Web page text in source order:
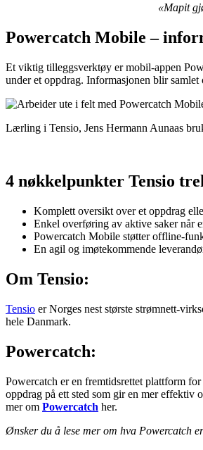
«Mapit
Powercatch Mobile –
Et viktig tilleggsverktøy er mobil-appen
under et oppdrag. Informasjonen blir
Lærling i Tensio, Jens Hermann Aunaas
4 nøkkelpunkter Tensio
Komplett oversikt over et oppdrag
Enkel overføring av aktive saker når
Powercatch Mobile støtter offline-
En agil og imøtekommende
Om Tensio:
Tensio er Norges nest største strømnett-
hele Danmark.
Powercatch:
Powercatch er en fremtidsrettet plattform
oppdrag på ett sted som gir en mer effektiv
mer om Powercatch her.
Ønsker du å lese mer om hva Powercatch